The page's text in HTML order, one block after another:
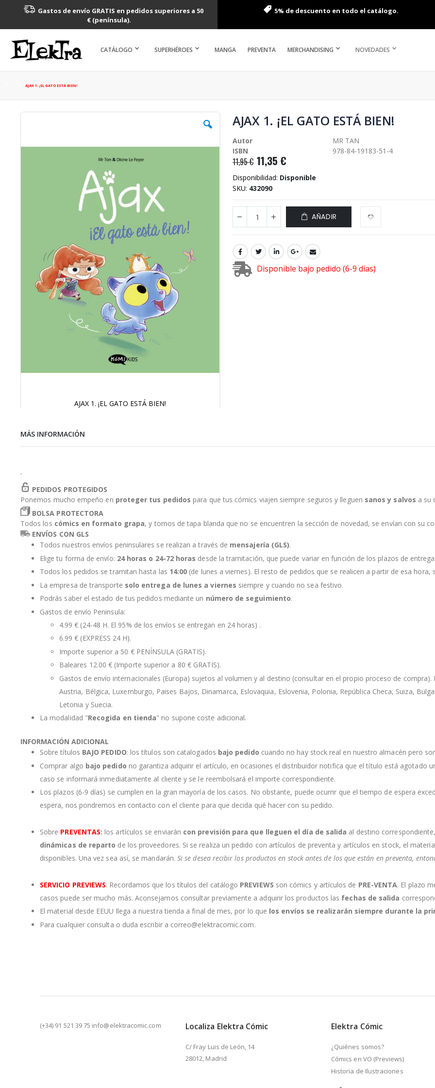
Gastos de envío GRATIS en pedidos superiores a 50
€ (península).
5% de descuento en todo el catálogo.
CATÁLOGO SUPERHÉROES MANGA PREVENTA MERCHANDISING NOVEDADES
AJAX 1. ¡EL GATO ESTÁ BIEN!
Saltar
AJAX 1. ¡EL GATO ESTÁ BIEN!
comienzo
la
imágenes
AJAX 1. ¡EL GATO ESTÁ BIEN!
Autor
MR TAN
ISBN
978-84-19183-51-4
11,95 € 11,35 €
Disponibilidad: Disponible
SKU 432090
AÑADIR
Disponible bajo pedido (6-9 días)
MÁS INFORMACIÓN
'
PEDIDOS PROTEGIDOS
Ponemos mucho empeño en proteger tus pedidos para que tus cómics viajen siempre seguros y lleguen sanos y salvos a su
BOLSA PROTECTORA
Todos los cómics en formato grapa, y tomos de tapa blanda que no se encuentren la sección de novedad, se envían con su
ENVÍOS CON GLS
Todos nuestros envíos peninsulares se realizan a través de mensajería (GLS).
Elige tu forma de envío: 24 horas o 24-72 horas desde la tramitación, que puede variar en función de los plazos de
Todos los pedidos se tramitan hasta las 14:00 (de lunes a viernes). El resto de pedidos que se realicen a partir de esa hora,
La empresa de transporte solo entrega de lunes a viernes siempre y cuando no sea festivo.
Podrás saber el estado de tus pedidos mediante un número de seguimiento.
Gastos de envío Peninsula:
4.99 € (24-48 H. El 95% de los envíos se entregan en 24 horas) .
6.99 € (EXPRESS 24 H).
Importe superior a 50 € PENÍNSULA (GRATIS).
Baleares 12.00 € (Importe superior a 80 € GRATIS).
Gastos de envío internacionales (Europa) sujetos al volumen y al destino (consultar en el propio proceso de
Austria, Bélgica, Luxemburgo, Paises Bajos, Dinamarca, Eslovaquia, Eslovenia, Polonia, República Checa, Suiza,
Letonia y Suecia.
La modalidad "Recogida en tienda" no supone coste adicional.
INFORMACIÓN ADICIONAL
Sobre títulos BAJO PEDIDO: los títulos son catalogados bajo pedido cuando no hay stock real en nuestro almacén pero
Comprar algo bajo pedido no garantiza adquirir el artículo, en ocasiones el distribuidor notifica que el título está agotado
caso se informará inmediatamente al cliente y se le reembolsará el importe correspondiente.
Los plazos (6-9 días) se cumplen en la gran mayoría de los casos. No obstante, puede ocurrir que el tiempo de espera
espera, nos pondremos en contacto con el cliente para que decida qué hacer con su pedido.
Sobre PREVENTAS:los artículos se enviarán con previsión para que lleguen el día de salida al destino
dinámicas de reparto de los proveedores. Si se realiza un pedido con artículos de preventa y artículos en stock, el
disponibles. Una vez sea así, se mandarán.Si se desea recibir los productos en stock antes de los que están en preventa,
SERVICIO PREVIEWS: Recordamos que los títulos del catálogo PREVIEWS son cómics y artículos de PRE-VENTA. El plazo
casos puede ser mucho más. Aconsejamos consultar previamente a adquirir los productos las fechas de salida
El material desde EEUU llega a nuestra tienda a final de mes, por lo que los envíos se realizarán siempre durante la
Para cualquier consulta o duda escribir a correo@elektracomic.com.
(+34) 91 521 39 75 info@elektracomic.com Localiza Elektra Cómic
C/ Fray Luis de León, 14
28012, Madrid
Elektra Cómic
¿Quiénes somos?
Cómics en VO (Previews)
Historia de Ilustraciones